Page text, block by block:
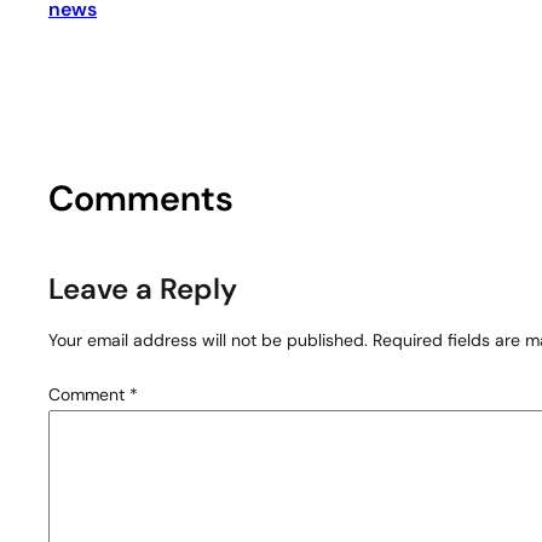
news
Comments
Leave a Reply
Your email address will not be published. Required fields are
Comment *